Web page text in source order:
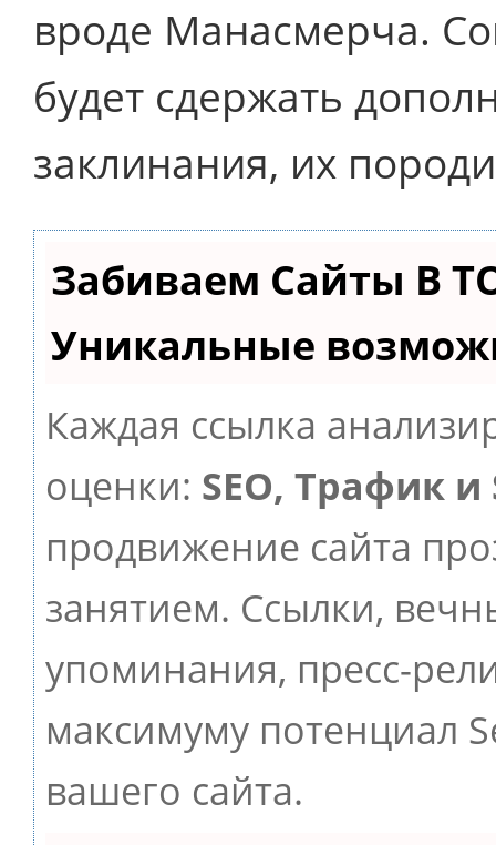
вроде Манасмерча.
будет сдержать
заклинания, их
Забиваем Сайты В
Уникальные
Каждая ссылка
оценки: SEO, Трафик и
продвижение сайта
занятием. Ссылки,
упоминания, пресс-
максимуму потенциал
вашего сайта.